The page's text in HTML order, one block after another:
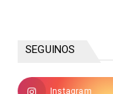
SEGUINOS
Instagram